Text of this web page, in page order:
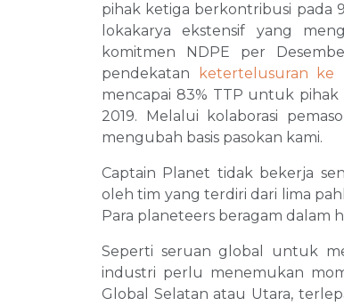
pihak ketiga berkontribusi pada
lokakarya ekstensif yang
komitmen NDPE per
pendekatan
ketertelusuran ke
mencapai 83% TTP untuk pihak
2019. Melalui kolaborasi
mengubah basis pasokan kami.
Captain Planet tidak bekerja
oleh tim yang terdiri dari lima
Para planeteers beragam dalam
Seperti seruan global untuk
industri perlu menemukan
Global Selatan atau Utara,